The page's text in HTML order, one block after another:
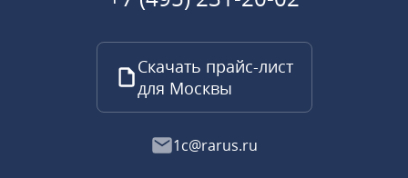
Скачать прайс-лист
для Москвы
1c@rarus.ru